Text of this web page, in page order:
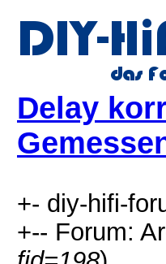
Delay
+- diy-hifi-
+-- Forum: